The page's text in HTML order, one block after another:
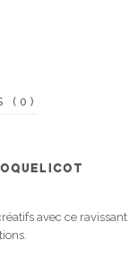
(0)
avec ce